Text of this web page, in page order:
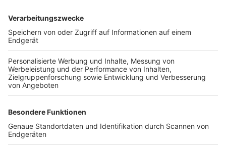
TOP-VEREINE
TOP-PARTNER